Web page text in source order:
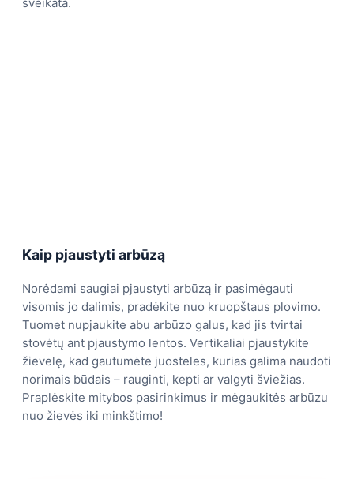
Kaip pjaustyti arbūzą
Norėdami saugiai pjaustyti arbūzą ir pasimėgauti
visomis jo dalimis, pradėkite nuo kruopštaus plovimo.
Tuomet nupjaukite abu arbūzo galus, kad jis tvirtai
stovėtų ant pjaustymo lentos. Vertikaliai pjaustykite
žievelę, kad gautumėte juosteles, kurias galima naudoti
norimais būdais – rauginti, kepti ar valgyti šviežias.
Praplėskite mitybos pasirinkimus ir mėgaukitės arbūzu
nuo žievės iki minkštimo!